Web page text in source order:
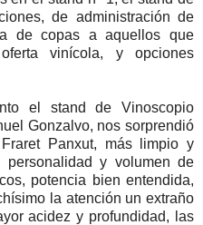
de administración de
de copas a aquellos que
vinícola, y opciones
el stand de Vinoscopio
Gonzalvo, nos sorprendió
Panxut, más limpio y
y volumen de
potencia bien entendida,
la atención un extraño
acidez y profundidad, las